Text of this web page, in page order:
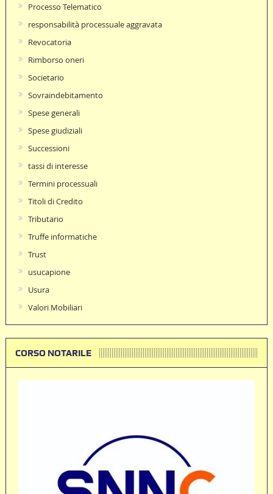
Processo Telematico
responsabilità processuale aggravata
Revocatoria
Rimborso oneri
Societario
Sovraindebitamento
Spese generali
Spese giudiziali
Successioni
tassi di interesse
Termini processuali
Titoli di Credito
Tributario
Truffe informatiche
Trust
usucapione
Usura
Valori Mobiliari
CORSO NOTARILE